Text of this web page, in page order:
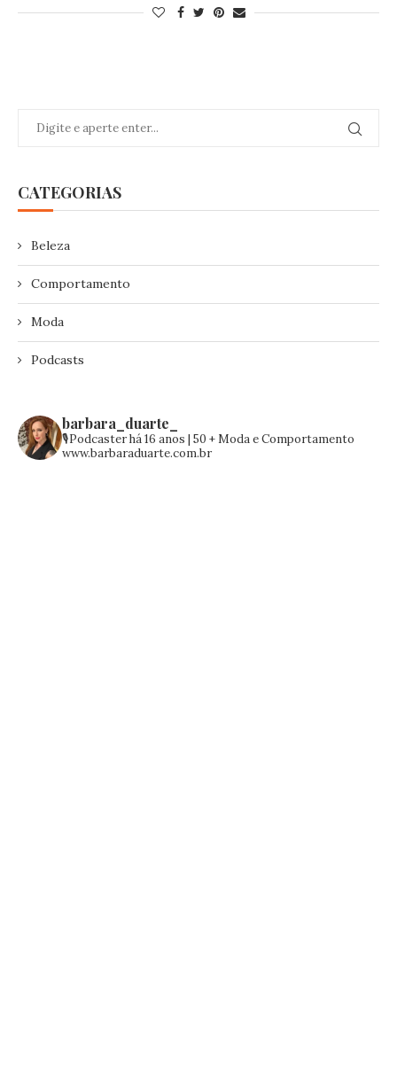
CATEGORIAS
Beleza
Comportamento
Moda
Podcasts
barbara_duarte_
🎙️Podcaster há 16 anos | 50 +Moda e Comportamento
www.barbaraduarte.com.br